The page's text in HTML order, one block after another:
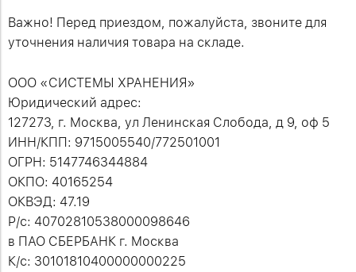
Важно! Перед приездом, пожалуйста, звоните для
уточнения наличия товара на складе.
ООО «СИСТЕМЫ ХРАНЕНИЯ»
Юридический адрес:
127273, г. Москва, ул Ленинская Слобода, д 9, оф 5
ИНН/КПП: 9715005540/772501001
ОГРН: 5147746344884
ОКПО: 40165254
ОКВЭД: 47.19
Р/с: 40702810538000098646
в ПАО СБЕРБАНК г. Москва
К/с: 30101810400000000225